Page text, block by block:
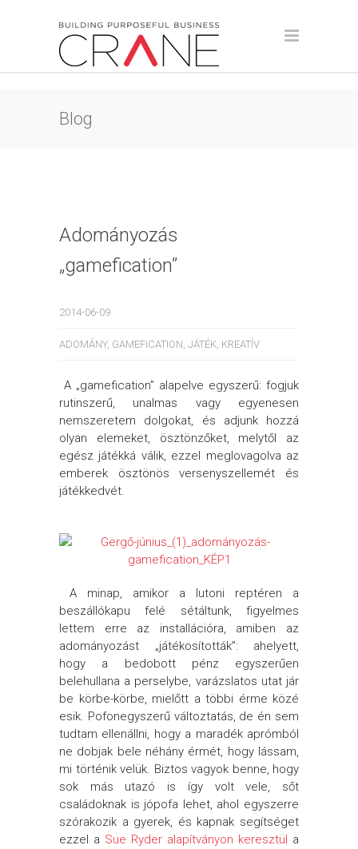
Blog
Adományozás
„gamefication”
2014-06-09
ADOMÁNY, GAMEFICATION, JÁTÉK, KREATÍV
A „gamefication” alapelve egyszerű: fogjuk
rutinszerű, unalmas vagy egyenesen
nemszeretem dolgokat, és adjunk hozzá
olyan elemeket, ösztönzőket, melytől az
egész játékká válik, ezzel meglovagolva az
emberek ösztönös versenyszellemét és
játékkedvét.
A minap, amikor a lutoni reptéren a
beszállókapu felé sétáltunk, figyelmes
lettem erre az installációra, amiben az
adományozást „játékosították”: ahelyett,
hogy a bedobott pénz egyszerűen
belehullana a perselybe, varázslatos utat jár
be körbe-körbe, mielőtt a többi érme közé
esik. Pofonegyszerű változtatás, de én sem
tudtam ellenállni, hogy a maradék aprómból
ne dobjak bele néhány érmét, hogy lássam,
mi történik velük. Biztos vagyok benne, hogy
sok más utazó is így volt vele, sőt
családoknak is jópofa lehet, ahol egyszerre
szórakozik a gyerek, és kapnak segítséget
ezzel a Sue Ryder alapítványon keresztül a